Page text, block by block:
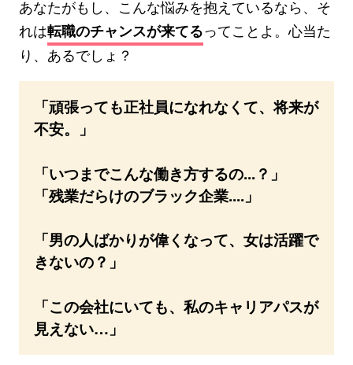
あなたがもし、こんな悩みを抱えているなら、そ
れは転職のチャンスが来てるってことよ。心当た
り、あるでしょ？
「頑張っても正社員になれなくて、将来が
不安。」
「いつまでこんな働き方するの...？」
「残業だらけのブラック企業....」
「男の人ばかりが偉くなって、女は活躍で
きないの？」
「この会社にいても、私のキャリアパスが
見えない…」